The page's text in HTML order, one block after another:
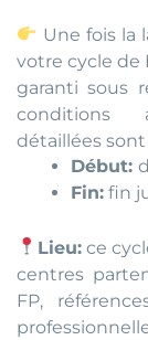
Une fois la
votre cycle de
garanti sous
conditions
détaillées
Début:
Fin: fin
Lieu:ce
centres
FP,